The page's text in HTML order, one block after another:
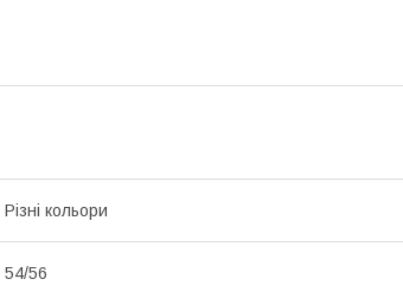
Різні кольори
54/56